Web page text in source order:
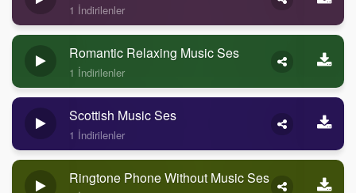
1 İndirilenler
Romantic Relaxing Music Ses
1 İndirilenler
Scottish Music Ses
1 İndirilenler
Ringtone Phone Without Music Ses